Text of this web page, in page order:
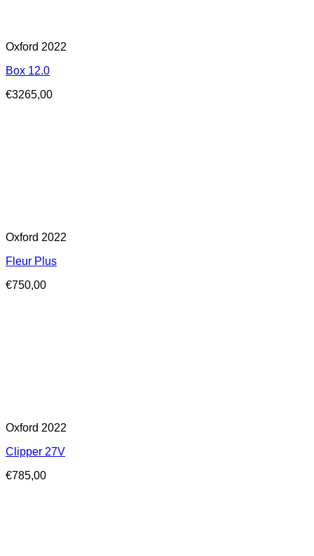
Oxford 2022
Box 12.0
€3265,00
Oxford 2022
Fleur Plus
€750,00
Oxford 2022
Clipper 27V
€785,00